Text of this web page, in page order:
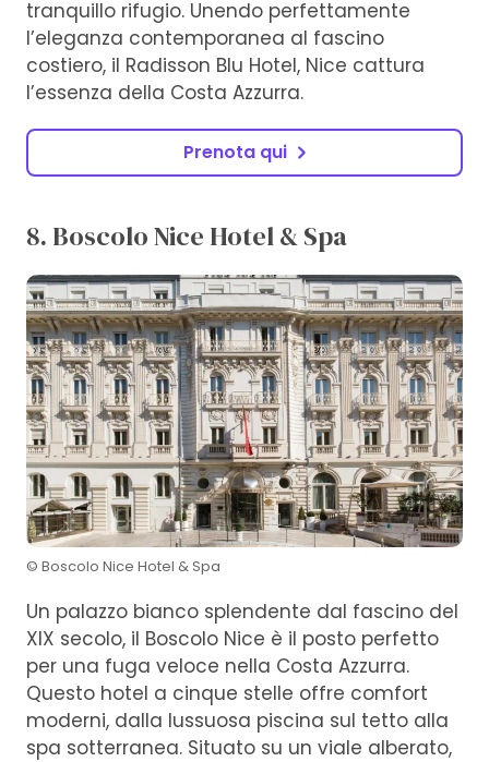
tranquillo rifugio. Unendo perfettamente
l’eleganza contemporanea al fascino
costiero, il Radisson Blu Hotel, Nice cattura
l’essenza della Costa Azzurra.
Prenota qui
8. Boscolo Nice Hotel & Spa
© Boscolo Nice Hotel & Spa
Un palazzo bianco splendente dal fascino del
XIX secolo, il Boscolo Nice è il posto perfetto
per una fuga veloce nella Costa Azzurra.
Questo hotel a cinque stelle offre comfort
moderni, dalla lussuosa piscina sul tetto alla
spa sotterranea. Situato su un viale alberato,